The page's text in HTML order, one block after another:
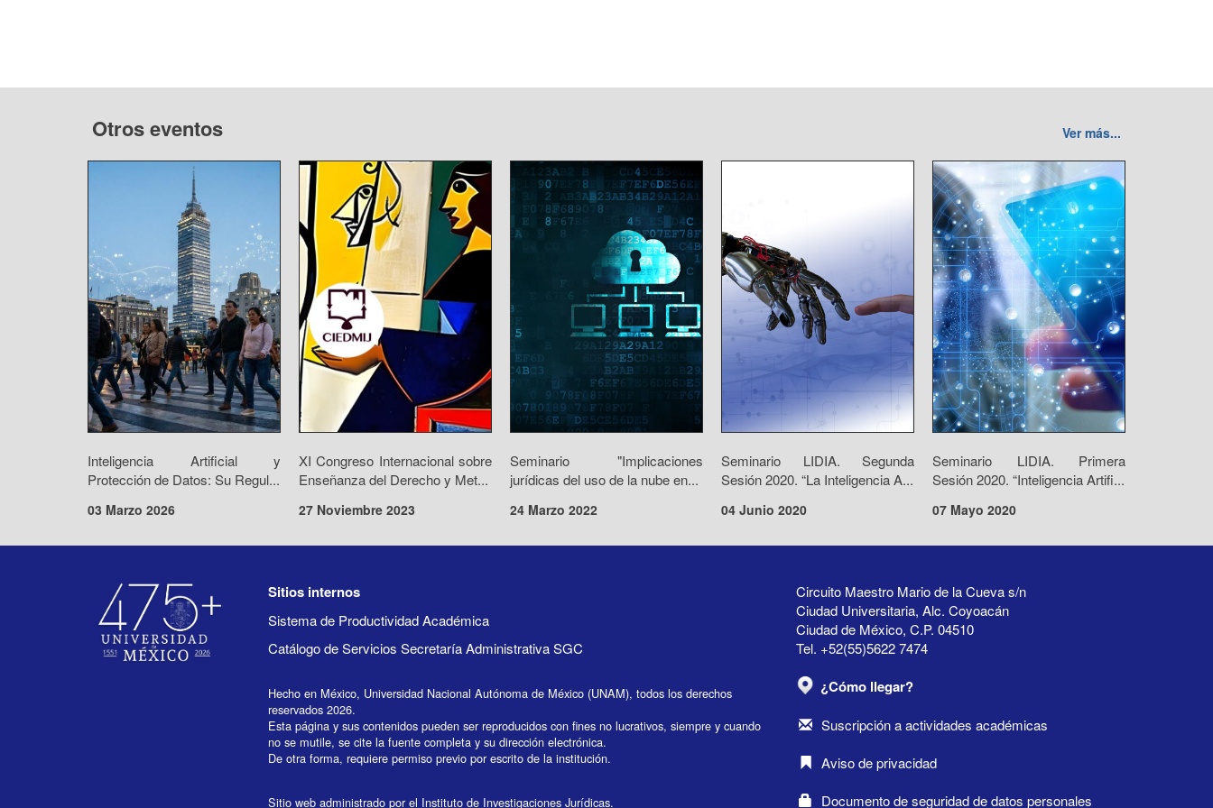
Otros eventos Ver más...
Inteligencia Artificial y
Protección de Datos: Su Regul...
03 Marzo 2026
XI Congreso Internacional sobre
Enseñanza del Derecho y Met...
27 Noviembre 2023
Seminario "Implicaciones
jurídicas del uso de la nube en...
24 Marzo 2022
Seminario LIDIA. Segunda
Sesión 2020. “La Inteligencia A...
04 Junio 2020
Seminario LIDIA. Primera
Sesión 2020. “Inteligencia Artifi...
07 Mayo 2020
Circuito Maestro Mario de la Cueva s/n
Ciudad Universitaria, Alc. Coyoacán
Ciudad de México, C.P. 04510
Tel. +52(55)5622 7474
¿Cómo llegar?
Suscripción a actividades académicas
Aviso de privacidad
Documento de seguridad de datos personales
Sitios internos
Sistema de Productividad Académica
Catálogo de Servicios Secretaría Administrativa SGC
Hecho en México, Universidad Nacional Autónoma de México (UNAM), todos los derechos
reservados 2026.
Esta página y sus contenidos pueden ser reproducidos con fines no lucrativos, siempre y cuando
no se mutile, se cite la fuente completa y su dirección electrónica.
De otra forma, requiere permiso previo por escrito de la institución.
Sitio web administrado por el Instituto de Investigaciones Jurídicas.